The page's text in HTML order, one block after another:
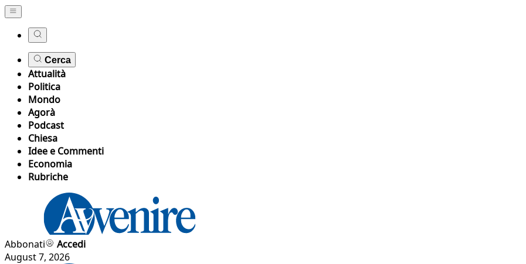
Cerca
Attualità
Politica
Mondo
Agorà
Podcast
Chiesa
Idee e Commenti
Economia
Rubriche
Abbonati
Accedi
August 7, 2026